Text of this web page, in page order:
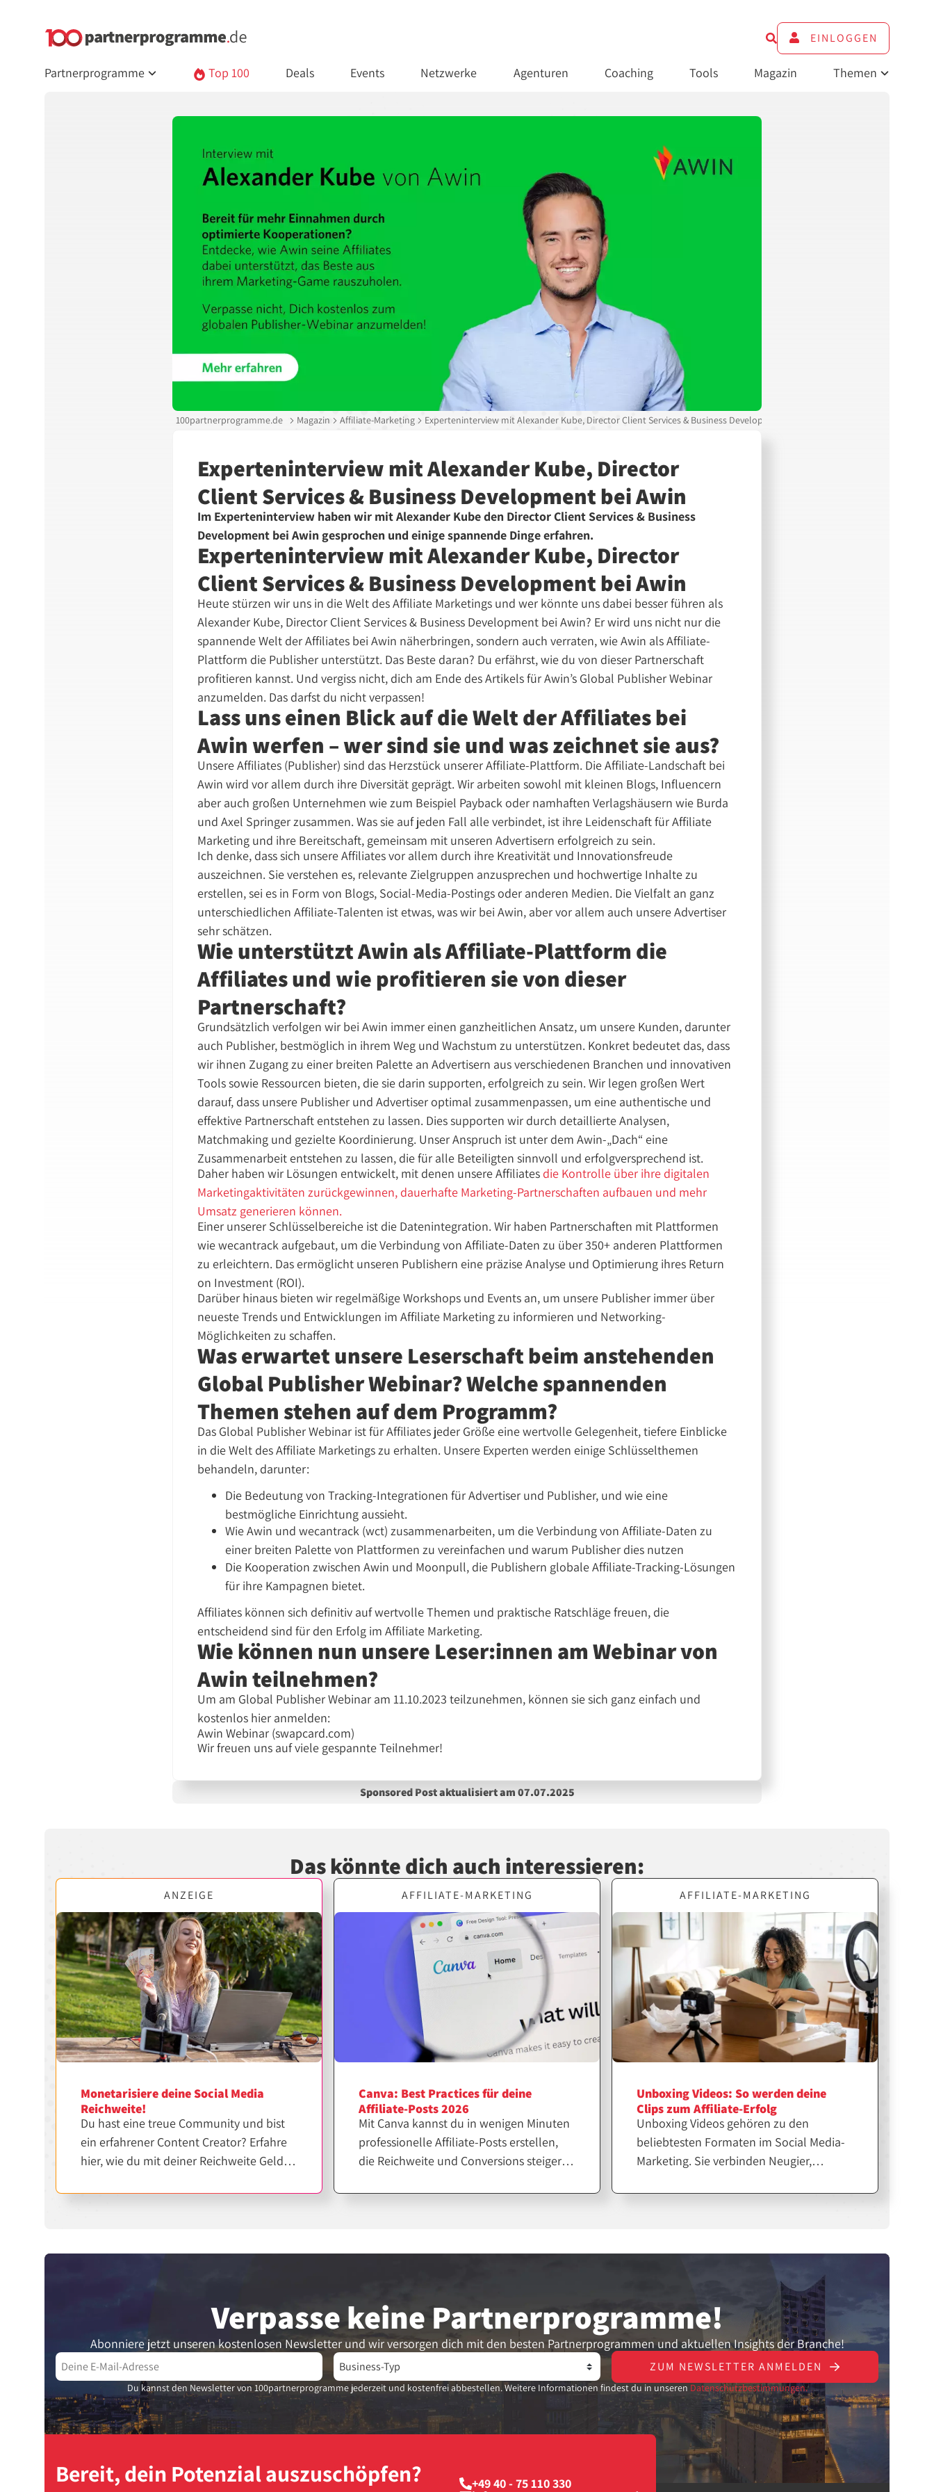
EINLOGGEN
Partnerprogramme Top 100 Deals Events Netzwerke Agenturen Coaching Tools Magazin Themen
100partnerprogramme.de Magazin Affiliate-Marketing Experteninterview mit Alexander Kube, Director Client Services & Business Development bei Awin
Experteninterview mit Alexander Kube, Director
Client Services & Business Development bei Awin
Im Experteninterview haben wir mit Alexander Kube den Director Client Services & Business
Development bei Awin gesprochen und einige spannende Dinge erfahren.
Experteninterview mit Alexander Kube, Director
Client Services & Business Development bei Awin
Heute stürzen wir uns in die Welt des Affiliate Marketings und wer könnte uns dabei besser führen als
Alexander Kube, Director Client Services & Business Development bei Awin? Er wird uns nicht nur die
spannende Welt der Affiliates bei Awin näherbringen, sondern auch verraten, wie Awin als Affiliate-
Plattform die Publisher unterstützt. Das Beste daran? Du erfährst, wie du von dieser Partnerschaft
profitieren kannst. Und vergiss nicht, dich am Ende des Artikels für Awin’s Global Publisher Webinar
anzumelden. Das darfst du nicht verpassen!
Lass uns einen Blick auf die Welt der Affiliates bei
Awin werfen – wer sind sie und was zeichnet sie aus?
Unsere Affiliates (Publisher) sind das Herzstück unserer Affiliate-Plattform. Die Affiliate-Landschaft bei
Awin wird vor allem durch ihre Diversität geprägt. Wir arbeiten sowohl mit kleinen Blogs, Influencern
aber auch großen Unternehmen wie zum Beispiel Payback oder namhaften Verlagshäusern wie Burda
und Axel Springer zusammen. Was sie auf jeden Fall alle verbindet, ist ihre Leidenschaft für Affiliate
Marketing und ihre Bereitschaft, gemeinsam mit unseren Advertisern erfolgreich zu sein.
Ich denke, dass sich unsere Affiliates vor allem durch ihre Kreativität und Innovationsfreude
auszeichnen. Sie verstehen es, relevante Zielgruppen anzusprechen und hochwertige Inhalte zu
erstellen, sei es in Form von Blogs, Social-Media-Postings oder anderen Medien. Die Vielfalt an ganz
unterschiedlichen Affiliate-Talenten ist etwas, was wir bei Awin, aber vor allem auch unsere Advertiser
sehr schätzen.
Wie unterstützt Awin als Affiliate-Plattform die
Affiliates und wie profitieren sie von dieser
Partnerschaft?
Grundsätzlich verfolgen wir bei Awin immer einen ganzheitlichen Ansatz, um unsere Kunden, darunter
auch Publisher, bestmöglich in ihrem Weg und Wachstum zu unterstützen. Konkret bedeutet das, dass
wir ihnen Zugang zu einer breiten Palette an Advertisern aus verschiedenen Branchen und innovativen
Tools sowie Ressourcen bieten, die sie darin supporten, erfolgreich zu sein. Wir legen großen Wert
darauf, dass unsere Publisher und Advertiser optimal zusammenpassen, um eine authentische und
effektive Partnerschaft entstehen zu lassen. Dies supporten wir durch detaillierte Analysen,
Matchmaking und gezielte Koordinierung. Unser Anspruch ist unter dem Awin-„Dach“ eine
Zusammenarbeit entstehen zu lassen, die für alle Beteiligten sinnvoll und erfolgversprechend ist.
Daher haben wir Lösungen entwickelt, mit denen unsere Affiliates die Kontrolle über ihre digitalen
Marketingaktivitäten zurückgewinnen, dauerhafte Marketing-Partnerschaften aufbauen und mehr
Umsatz generieren können.
Einer unserer Schlüsselbereiche ist die Datenintegration. Wir haben Partnerschaften mit Plattformen
wie wecantrack aufgebaut, um die Verbindung von Affiliate-Daten zu über 350+ anderen Plattformen
zu erleichtern. Das ermöglicht unseren Publishern eine präzise Analyse und Optimierung ihres Return
on Investment (ROI).
Darüber hinaus bieten wir regelmäßige Workshops und Events an, um unsere Publisher immer über
neueste Trends und Entwicklungen im Affiliate Marketing zu informieren und Networking-
Möglichkeiten zu schaffen.
Was erwartet unsere Leserschaft beim anstehenden
Global Publisher Webinar? Welche spannenden
Themen stehen auf dem Programm?
Das Global Publisher Webinar ist für Affiliates jeder Größe eine wertvolle Gelegenheit, tiefere Einblicke
in die Welt des Affiliate Marketings zu erhalten. Unsere Experten werden einige Schlüsselthemen
behandeln, darunter:
Die Bedeutung von Tracking-Integrationen für Advertiser und Publisher, und wie eine
bestmögliche Einrichtung aussieht.
Wie Awin und wecantrack (wct) zusammenarbeiten, um die Verbindung von Affiliate-Daten zu
einer breiten Palette von Plattformen zu vereinfachen und warum Publisher dies nutzen
Die Kooperation zwischen Awin und Moonpull, die Publishern globale Affiliate-Tracking-Lösungen
für ihre Kampagnen bietet.
Affiliates können sich definitiv auf wertvolle Themen und praktische Ratschläge freuen, die
entscheidend sind für den Erfolg im Affiliate Marketing.
Wie können nun unsere Leser:innen am Webinar von
Awin teilnehmen?
Um am Global Publisher Webinar am 11.10.2023 teilzunehmen, können sie sich ganz einfach und
kostenlos hier anmelden:
Awin Webinar (swapcard.com)
Wir freuen uns auf viele gespannte Teilnehmer!
Sponsored Post aktualisiert am 07.07.2025
Das könnte dich auch interessieren:
ANZEIGE
Monetarisiere deine Social Media
Reichweite!
Du hast eine treue Community und bist
ein erfahrener Content Creator? Erfahre
hier, wie du mit deiner Reichweite Geld
AFFILIATE-MARKETING
Canva: Best Practices für deine
Affiliate-Posts 2026
Mit Canva kannst du in wenigen Minuten
professionelle Affiliate-Posts erstellen,
die Reichweite und Conversions steigern.
Design, sondern die richtige Strategie
einsetzt.
AFFILIATE-MARKETING
Unboxing Videos: So werden deine
Clips zum Affiliate-Erfolg
Unboxing Videos gehören zu den
beliebtesten Formaten im Social Media-
Marketing. Sie verbinden Neugier,
Für Affiliates und Creator sind sie eine
Verpasse keine Partner­programme!
Abonniere jetzt unseren kostenlosen Newsletter und wir versorgen dich mit den besten Partnerprogrammen und aktuellen Insights der Branche!
ZUM NEWSLETTER ANMELDEN
Du kannst den Newsletter von 100partnerprogramme jederzeit und kostenfrei abbestellen. Weitere Informationen findest du in unseren Datenschutzbestimmungen.
Bereit, dein Potenzial auszuschöpfen? +49 40 - 75 110 330